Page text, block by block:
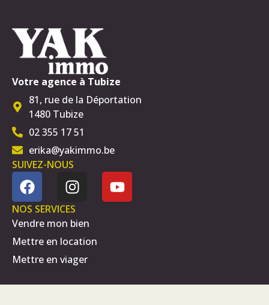
Votre agence à Tubize
81, rue de la Déportation
1480 Tubize
02 355 17 51
erika@yakimmo.be
SUIVEZ-NOUS
NOS SERVICES
Vendre mon bien
Mettre en location
Mettre en viager